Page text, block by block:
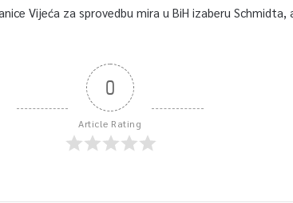
Vijeća za sprovedbu mira u BiH izaberu
0
Article Rating